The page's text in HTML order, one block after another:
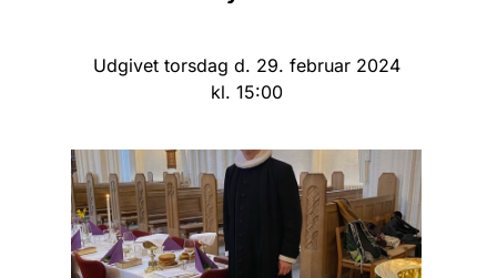
Udgivet torsdag d. 29. februar 2024
kl. 15:00